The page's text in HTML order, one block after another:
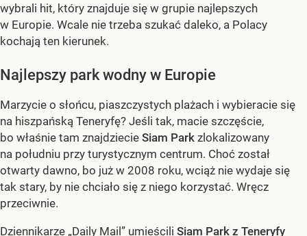
wybrali hit, który znajduje się w grupie najlepszych
w Europie. Wcale nie trzeba szukać daleko, a Polacy
kochają ten kierunek.
Najlepszy park wodny w Europie
Marzycie o słońcu, piaszczystych plażach i wybieracie się
na hiszpańską Teneryfę? Jeśli tak, macie szczęście,
bo właśnie tam znajdziecie Siam Park zlokalizowany
na południu przy turystycznym centrum. Choć został
otwarty dawno, bo już w 2008 roku, wciąż nie wydaje się
tak stary, by nie chciało się z niego korzystać. Wręcz
przeciwnie.
Dziennikarze „Daily Mail” umieścili Siam Park z Teneryfy